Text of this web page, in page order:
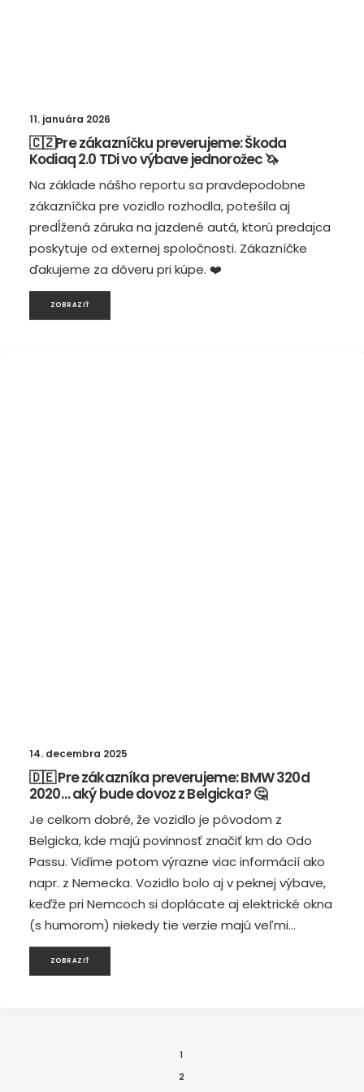
11. januára 2026
🇨🇿Pre zákazníčku preverujeme: Škoda
Kodiaq 2.0 TDi vo výbave jednorožec 🦄
Na základe nášho reportu sa pravdepodobne
zákazníčka pre vozidlo rozhodla, potešila aj
predĺžená záruka na jazdené autá, ktorú predajca
poskytuje od externej spoločnosti. Zákazníčke
ďakujeme za dôveru pri kúpe. ❤️
ZOBRAZIŤ
14. decembra 2025
🇩🇪 Pre zákazníka preverujeme: BMW 320d
2020… aký bude dovoz z Belgicka? 🤔
Je celkom dobré, že vozidlo je pôvodom z
Belgicka, kde majú povinnosť značiť km do Odo
Passu. Vidíme potom výrazne viac informácií ako
napr. z Nemecka. Vozidlo bolo aj v peknej výbave,
keďže pri Nemcoch si doplácate aj elektrické okna
(s humorom) niekedy tie verzie majú veľmi…
ZOBRAZIŤ
1
2